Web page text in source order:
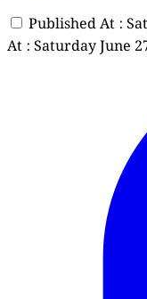
Published At :
At : Saturday June